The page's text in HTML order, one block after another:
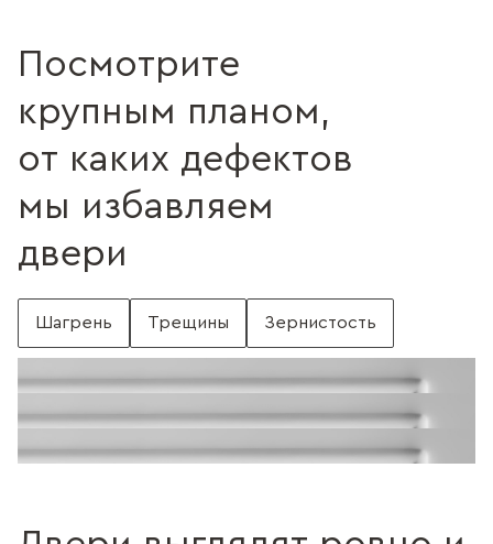
Посмотрите
крупным планом,
от каких дефектов
мы избавляем
двери
Шагрень Трещины Зернистость
Поверхность без шагрени
Без трещин
Без зернистости